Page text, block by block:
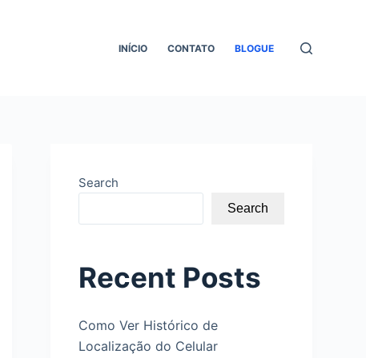
INÍCIO СONTATO BLOGUE
Search
Search
Recent Posts
Como Ver Histórico de
Localização do Celular